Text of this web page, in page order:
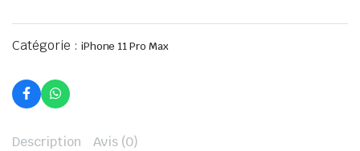
Catégorie : iPhone 11 Pro Max
Description Avis (0)